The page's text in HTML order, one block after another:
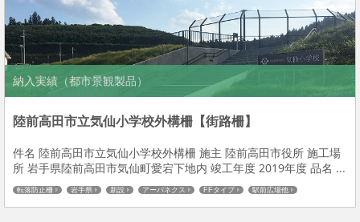
納入実績（都市景観製品）
陸前高田市立気仙小学校外構柵【街路柵】
件名 陸前高田市立気仙小学校外構柵 施主 陸前高田市役所 施工場
所 岩手県陸前高田市気仙町愛宕下地内 竣工年度 2019年度 品名 ...
転落防止柵 岩手県 新設 アーバネクス FFタイプ 駅前広場他